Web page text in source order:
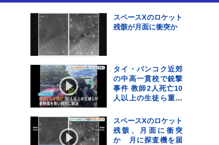
スペースXのロケット
残骸が月面に衝突か
タイ・バンコク近郊
の中高一貫校で銃撃
事件 教師2人死亡10
人以上の生徒ら重軽
生徒との情報、現場
で死亡と地元当局
スペースXのロケット
残骸、月面に衝突
か 月に探査機を届